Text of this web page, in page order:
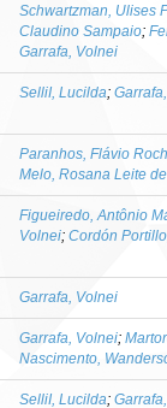
Schwartzman, Ulises
Claudino Sampaio;
Garrafa, Volnei
SelliI, Lucilda;
Paranhos, Flávio
Melo, Rosana Leite de
Figueiredo, Antônio
Volnei;Cordón
Garrafa, Volnei
Garrafa, Volnei;
Nascimento,
SelliI, Lucilda;